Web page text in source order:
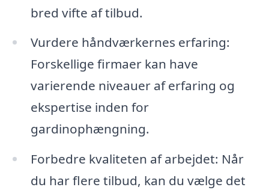
bred vifte af tilbud.
Vurdere håndværkernes erfaring:
Forskellige firmaer kan have
varierende niveauer af erfaring og
ekspertise inden for
gardinophængning.
Forbedre kvaliteten af arbejdet: Når
du har flere tilbud, kan du vælge det